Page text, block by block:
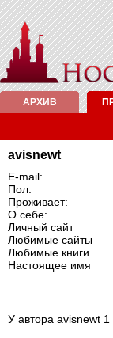
АРХИВ
avisnewt
E-mail:
Пол:
Проживает:
О себе:
Личный сайт
Любимые сайты
Любимые книги
Настоящее имя
У автора avisnewt